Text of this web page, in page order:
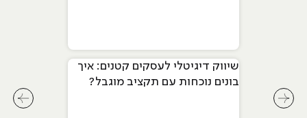
שיווק דיגיטלי לעסקים קטנים: איך
בונים נוכחות עם תקציב מוגבל?
לחץ לחץ לשיקופית קודמת בסליידר מאמרים